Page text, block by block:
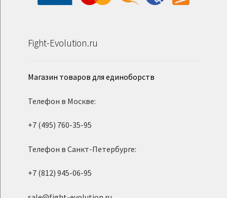
Fight-Evolution.ru
Магазин товаров для единоборств
Телефон в Москве:
+7 (495) 760-35-95
Телефон в Санкт-Петербурге:
+7 (812) 945-06-95